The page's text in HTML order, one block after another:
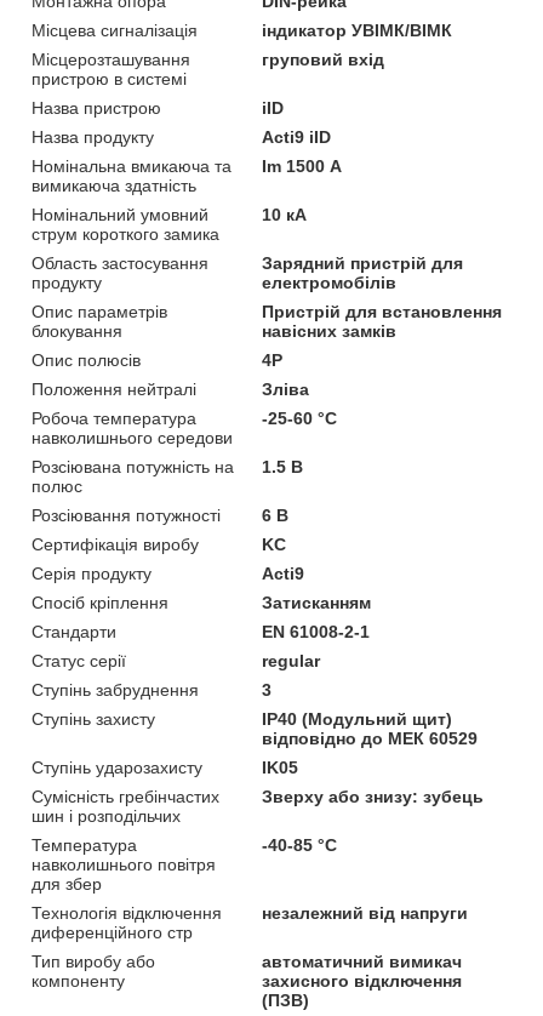
Місцева сигналізація
iндикатор УВІМК/ВІМК
Місцерозташування
пристрою в системі
груповий вхід
Назва пристрою
iID
Назва продукту
Acti9 iID
Номінальна вмикаюча та
вимикаюча здатність
Im 1500 А
Номінальний умовний
струм короткого замика
10 кА
Область застосування
продукту
Зарядний пристрій для
електромобілів
Опис параметрів
блокування
Пристрій для встановлення
навісних замків
Опис полюсів
4P
Положення нейтралі
Зліва
Робоча температура
навколишнього середови
-25-60 °C
Розсіювана потужність на
полюс
1.5 В
Розсіювання потужності
6 В
Сертифікація виробу
KC
Серія продукту
Acti9
Спосіб кріплення
Затисканням
Стандарти
EN 61008-2-1
Статус серії
regular
Ступінь забруднення
3
Ступінь захисту
IP40 (Модульний щит)
відповідно до МЕК 60529
Ступінь ударозахисту
IK05
Сумісність гребінчастих
шин і розподільчих
Зверху або знизу: зубець
Температура
навколишнього повітря
для збер
-40-85 °C
Технологія відключення
диференційного стр
незалежний від напруги
Тип виробу або
компоненту
автоматичний вимикач
захисного відключення
(ПЗВ)